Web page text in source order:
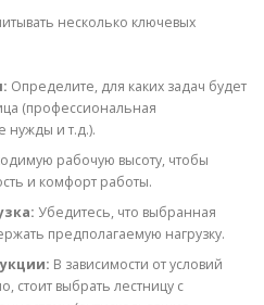
несколько ключевых
Определите, для каких задач будет
(профессиональная
нужды и т.д.).
рабочую высоту, чтобы
и комфорт работы.
Убедитесь, что выбранная
предполагаемую нагрузку.
В зависимости от условий
стоит выбрать лестницу с